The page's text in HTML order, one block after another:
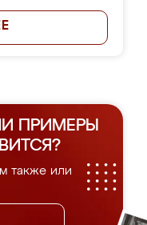
ПРИМЕРЫ
также или